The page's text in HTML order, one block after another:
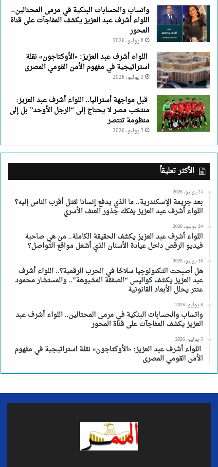
واتساب والحسابات البنكية في مرمى المحتالين..
اللواء أشرف عبد العزيز يكشف المفاجآت على قناة
المحور
8 يوليو، 2026
اللواء أشرف عبد العزيز: «الأوكتاجون» نقلة
استراتيجية في مفهوم الأمن القومي المصرى
3 يوليو، 2026
قبل مواجهة أستراليا.. اللواء أشرف عبد العزيز:
منتخب مصر لا يحتاج إلى “الرجل الأوحد” بل إلى
منظومة تنتصر
3 يوليو، 2026
الأكثر تعليقاً
24 يوليو، 2026
بعد جريمة الإسكندرية.. ما الذي يدفع إنسانا لقتل أقرب الناس إليه؟
اللواء أشرف عبد العزيز يفكك جذور العنف الأسري
24 يوليو، 2026
اللواء أشرف عبد العزيز يكشف الحقيقة الكاملة.. من هي صاحبة
فيديو الرقص داخل عيادة الأسنان الذي أشعل مواقع التواصل؟
18 يوليو، 2026
هل أصبحت التكنولوجيا سلاحًا في الحرب الرقمية؟.. اللواء أشرف
عبد العزيز يكشف كواليس “الصفقة المشبوهة”.. والمستشار محمود
عنتر يحلل الأبعاد القانونية
8 يوليو، 2026
واتساب والحسابات البنكية في مرمى المحتالين.. اللواء أشرف عبد
العزيز يكشف المفاجآت على قناة المحور
3 يوليو، 2026
اللواء أشرف عبد العزيز: «الأوكتاجون» نقلة استراتيجية في مفهوم
الأمن القومي المصرى